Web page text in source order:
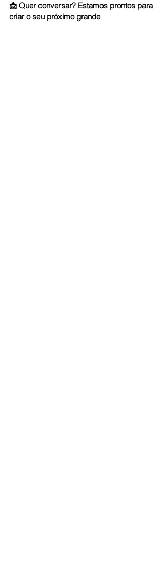
📩 Quer conversar? Estamos prontos para
criar o seu próximo grande